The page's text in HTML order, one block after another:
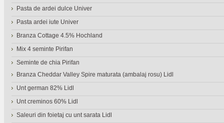
Pasta de ardei dulce Univer
Pasta ardei iute Univer
Branza Cottage 4.5% Hochland
Mix 4 seminte Pirifan
Seminte de chia Pirifan
Branza Cheddar Valley Spire maturata (ambalaj rosu) Lidl
Unt german 82% Lidl
Unt creminos 60% Lidl
Saleuri din foietaj cu unt sarata Lidl